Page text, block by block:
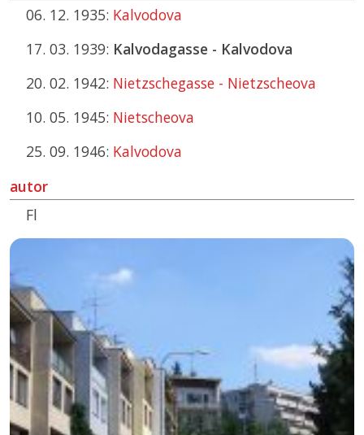
06. 12. 1935: Kalvodova
17. 03. 1939: Kalvodagasse - Kalvodova
20. 02. 1942: Nietzschegasse - Nietzscheova
10. 05. 1945: Nietscheova
25. 09. 1946: Kalvodova
autor
Fl